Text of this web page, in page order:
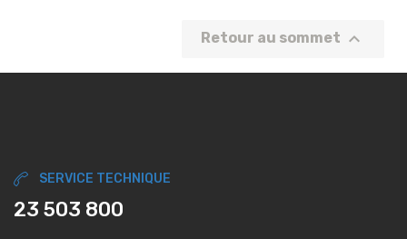
Retour au sommet 
SERVICE TECHNIQUE
23 503 800